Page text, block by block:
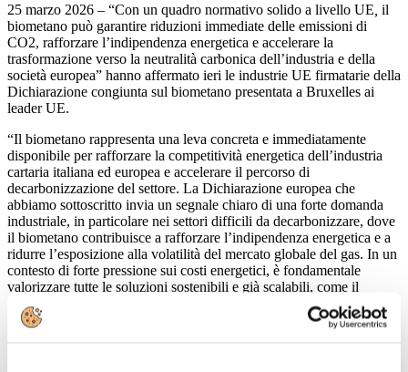
25 marzo 2026 – “Con un quadro normativo solido a livello UE il
biometano può garantire riduzioni immediate delle emissioni di
CO2, rafforzare l’indipendenza energetica e accelerare la
trasformazione verso la neutralità carbonica dell’industria e della
società europea” hanno affermato ieri le industrie UE firmatarie della
Dichiarazione congiunta sul biometano presentata a Bruxelles ai
leader UE.
“Il biometano rappresenta una leva concreta e immediatamente
disponibile per rafforzare la competitività energetica dell’industria
cartaria italiana ed europea e accelerare il percorso di
decarbonizzazione del settore. La Dichiarazione europea che
abbiamo sottoscritto invia un segnale chiaro di una forte domanda
industriale, in particolare nei settori difficili da decarbonizzare, dove
il biometano contribuisce a rafforzare l’indipendenza energetica e a
ridurre l’esposizione alla volatilità del mercato globale del gas. In un
contesto di forte pressione sui costi energetici, è fondamentale
valorizzare tutte le soluzioni sostenibili e già scalabili, come il
biometano, che possono contribuire alla sicurezza degli
approvvigionamenti e alla transizione verso un sistema industriale a